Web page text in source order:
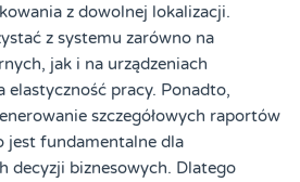
z dowolnej lokalizacji.
z systemu zarówno na
jak i na urządzeniach
elastyczność pracy. Ponadto,
szczegółowych raportów
jest fundamentalne dla
decyzji biznesowych. Dlatego